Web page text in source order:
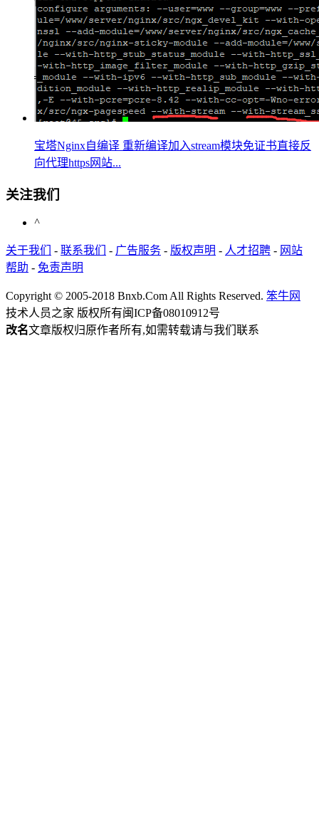
宝塔Nginx自编译 重新编译加入stream模块免证书直接反
向代理https网站...
关注我们
^
关于我们 - 联系我们 - 广告服务 - 版权声明 - 人才招聘 - 网站
帮助 - 免责声明
Copyright © 2005-2018 Bnxb.Com All Rights Reserved. 笨牛网
技术人员之家 版权所有闽ICP备08010912号
改名文章版权归原作者所有,如需转载请与我们联系